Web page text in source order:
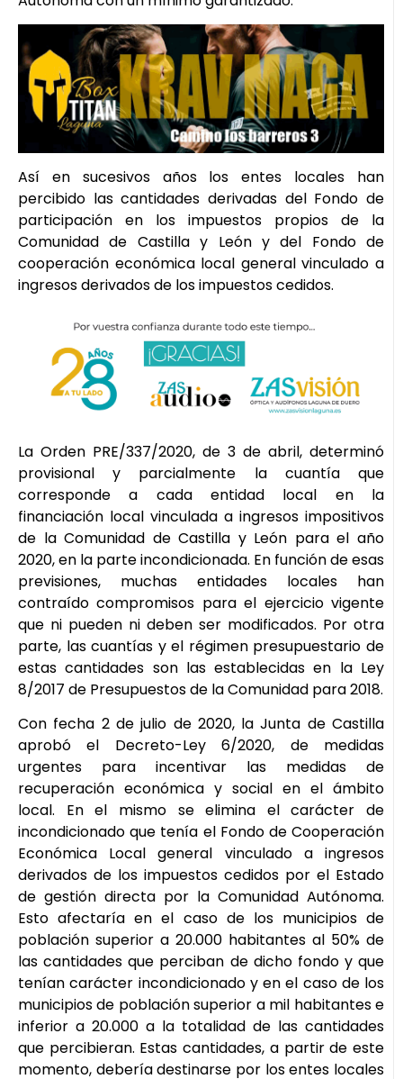
Así en sucesivos años los entes locales han
percibido las cantidades derivadas del Fondo de
participación en los impuestos propios de la
Comunidad de Castilla y León y del Fondo de
cooperación económica local general vinculado a
ingresos derivados de los impuestos cedidos.
La Orden PRE/337/2020, de 3 de abril, determinó
provisional y parcialmente la cuantía que
corresponde a cada entidad local en la
financiación local vinculada a ingresos impositivos
de la Comunidad de Castilla y León para el año
2020, en la parte incondicionada. En función de esas
previsiones, muchas entidades locales han
contraído compromisos para el ejercicio vigente
que ni pueden ni deben ser modificados. Por otra
parte, las cuantías y el régimen presupuestario de
estas cantidades son las establecidas en la Ley
8/2017 de Presupuestos de la Comunidad para 2018.
Con fecha 2 de julio de 2020, la Junta de Castilla
aprobó el Decreto-Ley 6/2020, de medidas
urgentes para incentivar las medidas de
recuperación económica y social en el ámbito
local. En el mismo se elimina el carácter de
incondicionado que tenía el Fondo de Cooperación
Económica Local general vinculado a ingresos
derivados de los impuestos cedidos por el Estado
de gestión directa por la Comunidad Autónoma.
Esto afectaría en el caso de los municipios de
población superior a 20.000 habitantes al 50% de
las cantidades que perciban de dicho fondo y que
tenían carácter incondicionado y en el caso de los
municipios de población superior a mil habitantes e
inferior a 20.000 a la totalidad de las cantidades
que percibieran. Estas cantidades, a partir de este
momento, debería destinarse por los entes locales